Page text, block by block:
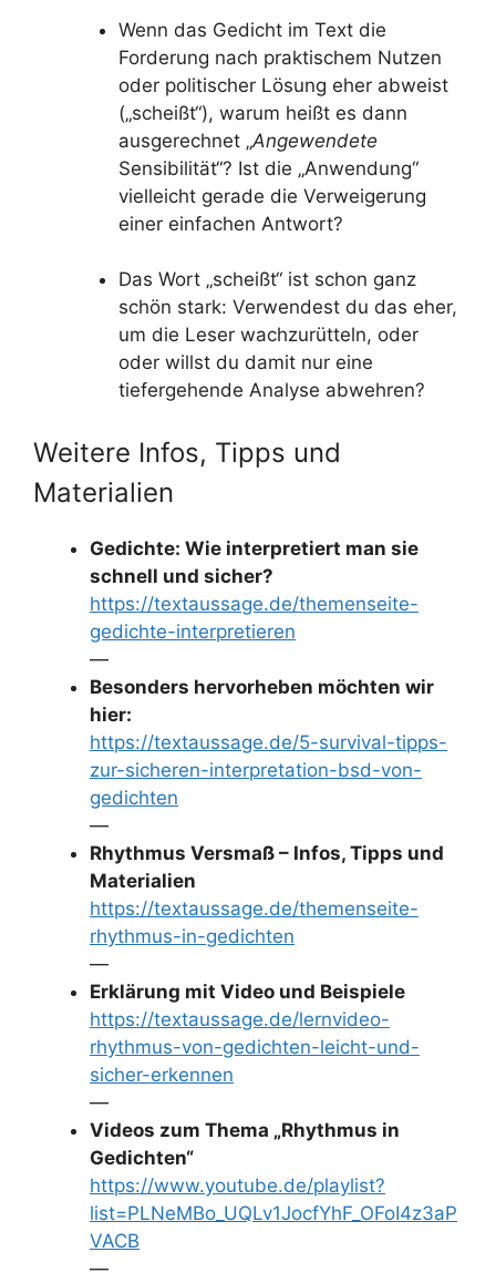
Wenn das Gedicht im Text die
Forderung nach praktischem Nutzen
oder politischer Lösung eher abweist
(„scheißt“), warum heißt es dann
ausgerechnet „Angewendete
Sensibilität“? Ist die „Anwendung“
vielleicht gerade die Verweigerung
einer einfachen Antwort?
Das Wort „scheißt“ ist schon ganz
schön stark: Verwendest du das eher,
um die Leser wachzurütteln, oder
oder willst du damit nur eine
tiefergehende Analyse abwehren?
Weitere Infos, Tipps und
Materialien
Gedichte: Wie interpretiert man sie
schnell und sicher?
https://textaussage.de/themenseite-
gedichte-interpretieren
—
Besonders hervorheben möchten wir
hier:
https://textaussage.de/5-survival-tipps-
zur-sicheren-interpretation-bsd-von-
gedichten
—
Rhythmus Versmaß – Infos, Tipps und
Materialien
https://textaussage.de/themenseite-
rhythmus-in-gedichten
—
Erklärung mit Video und Beispiele
https://textaussage.de/lernvideo-
rhythmus-von-gedichten-leicht-und-
sicher-erkennen
—
Videos zum Thema „Rhythmus in
Gedichten“
https://www.youtube.de/playlist?
list=PLNeMBo_UQLv1JocfYhF_OFoI4z3aP
VACB
—